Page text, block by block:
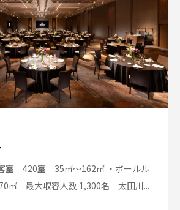
室 420室 35㎡～162㎡ ・ボールル
㎡ 最大収容人数 1,300名 太田川...